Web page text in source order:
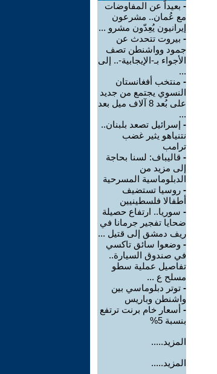
- بعيداً عن المفاوضات
مع عُمان.. مشرعون
إيرانيون يُعِدّون مشرو ...
- بيروت تتحدث عن
جمود وواشنطن تصف
الأجواء بـ-الإيجابية-.. إلى
...
- منتخب أفغانستان
النسوي يجتمع من جديد
على بُعد 8 آلاف ميل بعد
...
- إسرائيل تصعد بلبنان..
نتنياهو يثير غضب
ترامب
- قاليباف: لسنا بحاجة
إلى مزيد من
الدبلوماسية المسرحية
- روسيا تستضيف
أطفالا فلسطينيين
- سوريا.. ارتفاع حصيلة
ضحايا تفجير جرمانا في
ريف دمشق إلى قتيل ...
- وضعوا سائق تاكسي
في صندوق السيارة..
تفاصيل عملية سطو
مسلح ع ...
- توتر دبلوماسي بين
واشنطن وباريس
- أسعار خام برنت ترتفع
بنسبة 5%
المزيد.....
المزيد.....